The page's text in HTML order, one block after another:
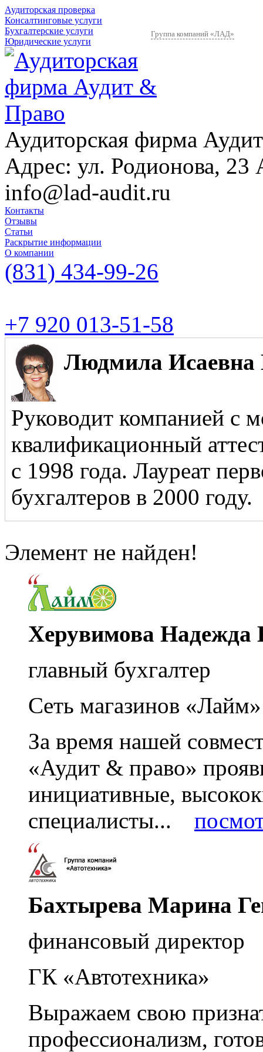
Аудиторская проверка
Консалтинговые услуги
Бухгалтерские услуги
Юридические услуги
Группа компаний «ЛАД»
Аудиторская фирма
Адрес: ул. Родионова, 23
info@lad-audit.ru
Контакты
Отзывы
Статьи
Раскрытие информации
О компании
(831) 434-99-26
+7 920 013-51-58
Людмила Исаевна
Руководит компанией с
квалификационный
с 1998 года. Лауреат
бухгалтеров в 2000 году.
Элемент не найден!
Херувимова Надежда
главный бухгалтер
Сеть магазинов «Лайм»
За время нашей
«Аудит & право»
инициативные,
специалисты...
Бахтырева Марина
финансовый директор
ГК «Автотехника»
Выражаем свою
профессионализм,